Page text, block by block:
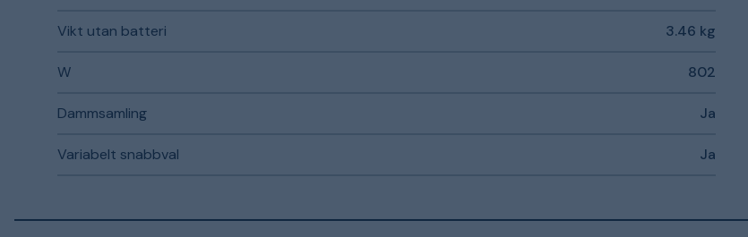
Vikt utan batteri 3.46 kg
W 802
Dammsamling Ja
Variabelt snabbval Ja